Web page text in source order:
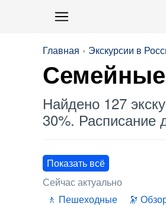
Главная Экскурсии в
Семейные
Найдено 127
30%. Расписание
Показать всё
Сейчас актуально
Пешеходные